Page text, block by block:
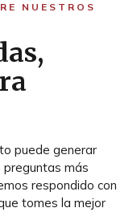
NUESTROS
puede generar
preguntas más
respondido con
tomes la mejor